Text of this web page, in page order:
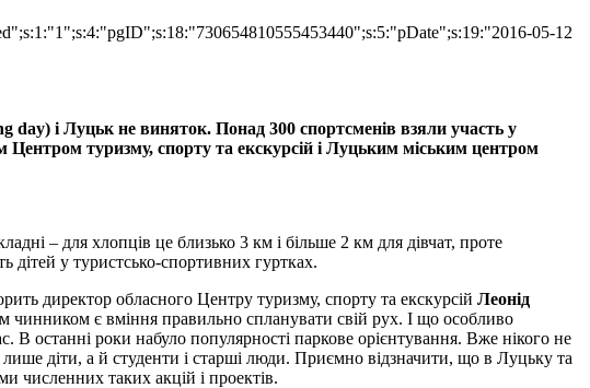
05-12
day) і Луцьк не виняток. Понад 300 спортсменів взяли участь у
Центром туризму, спорту та екскурсій і Луцьким міським центром
– для хлопців це близько 3 км і більше 2 км для дівчат, проте
дітей у туристсько-спортивних гуртках.
директор обласного Центру туризму, спорту та екскурсій Леонід
чинником є вміння правильно спланувати свій рух. І що особливо
останні роки набуло популярності паркове орієнтування. Вже нікого не
діти, а й студенти і старші люди. Приємно відзначити, що в Луцьку та
численних таких акцій і проектів.